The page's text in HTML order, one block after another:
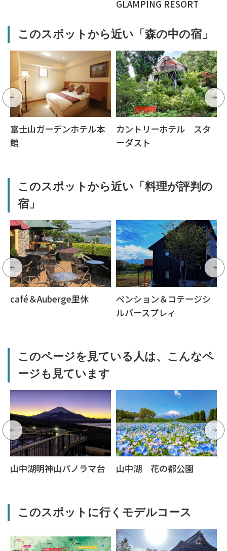
GLAMPING RESORT
このスポットから近い「森の中の宿」
富士山ガーデンホテル本
館
カントリーホテル スタ
ーダスト
このスポットから近い「料理が評判の
宿」
café＆Auberge里休
ペンション＆コテージシ
ルバースプレィ
このページを見ている人は、こんなペ
ージも見ています
山中湖明神山パノラマ台 山中湖 花の都公園
このスポットに行くモデルコース